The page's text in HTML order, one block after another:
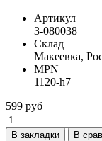
Артикул
3-080038
Склад
Макеевка,
MPN
1120-h7
599 руб
В закладки
В